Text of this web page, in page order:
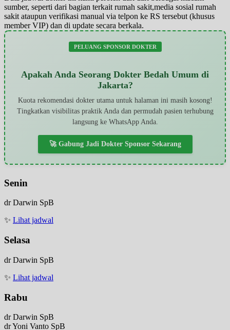
sumber, seperti dari bagian terkait rumah sakit,media sosial rumah
sakit ataupun verifikasi manual via telpon ke RS tersebut (khusus
member VIP) dan di update secara berkala.
PELUANG SPONSOR DOKTER
Apakah Anda Seorang Dokter Bedah Umum di
Jakarta?
Kuota rekomendasi dokter utama untuk halaman ini masih kosong!
Tingkatkan visibilitas praktik Anda dan permudah pasien terhubung
langsung ke WhatsApp Anda.
🚀 Gabung Jadi Dokter Sponsor Sekarang
Senin
dr Darwin SpB
✨ Lihat jadwal
Selasa
dr Darwin SpB
✨ Lihat jadwal
Rabu
dr Darwin SpB
dr Yoni Vanto SpB